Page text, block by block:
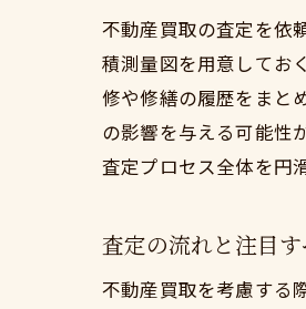
不動産買取の査定を依
積測量図を用意してお
修や修繕の履歴をまと
の影響を与える可能性
査定プロセス全体を円
査定の流れと注目
不動産買取を考慮する